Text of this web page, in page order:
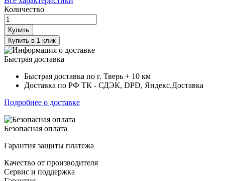
Количество
Купить
Купить в 1 клик
Быстрая доставка
Быстрая доставка по г. Тверь + 10 км
Доставка по РФ ТК - СДЭК, DPD, Яндекс.Доставка
Подробнее о доставке
Безопасная оплата
Гарантия защиты платежа
Качество от производителя
Сервис и поддержка